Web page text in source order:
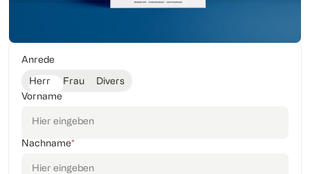
Anrede
Herr Frau
Divers
Vorname
Nachname*